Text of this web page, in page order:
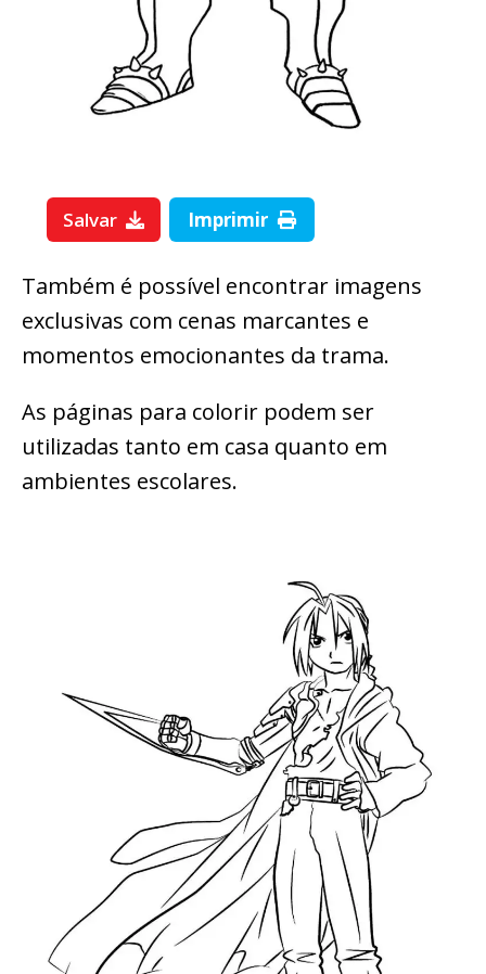
Salvar Imprimir
Também é possível encontrar imagens
exclusivas com cenas marcantes e
momentos emocionantes da trama.
As páginas para colorir podem ser
utilizadas tanto em casa quanto em
ambientes escolares.